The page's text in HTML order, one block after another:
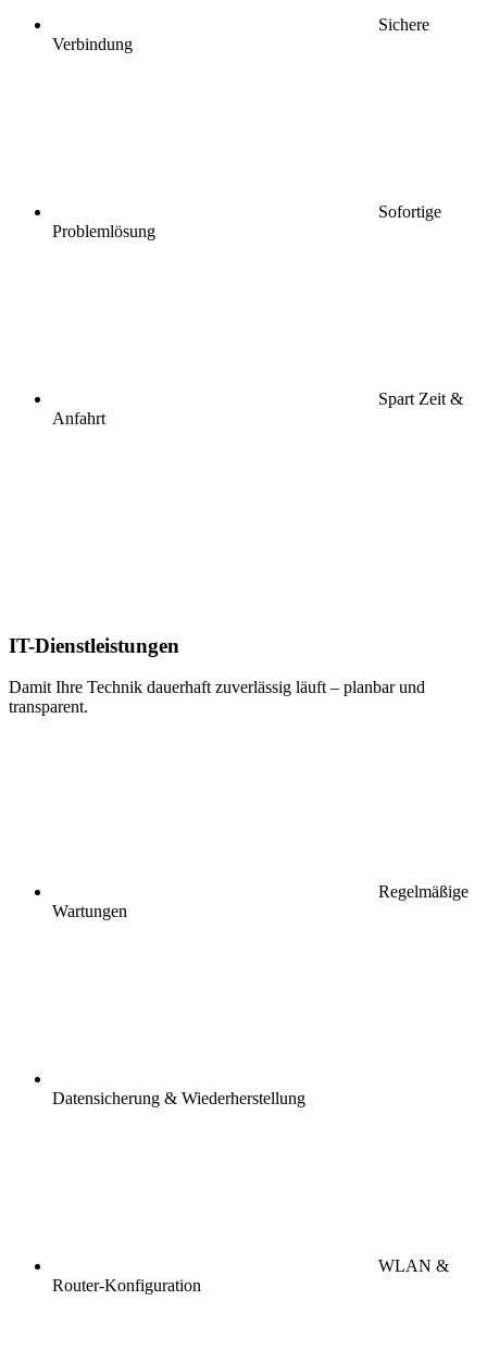
Sichere
Verbindung
Sofortige
Problemlösung
Spart Zeit &
Anfahrt
IT-Dienstleistungen
Damit Ihre Technik dauerhaft zuverlässig läuft – planbar und
transparent.
Regelmäßige
Wartungen
Datensicherung & Wiederherstellung
WLAN &
Router-Konfiguration